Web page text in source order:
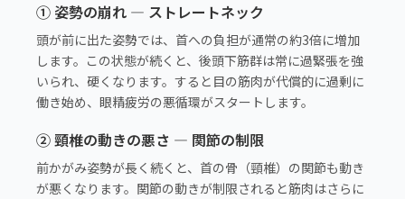
① 姿勢の崩れ — ストレートネック
頭が前に出た姿勢では、首への負担が通常の約3倍に増加
します。この状態が続くと、後頭下筋群は常に過緊張を強
いられ、硬くなります。すると目の筋肉が代償的に過剰に
働き始め、眼精疲労の悪循環がスタートします。
② 頸椎の動きの悪さ — 関節の制限
前かがみ姿勢が長く続くと、首の骨（頸椎）の関節も動き
が悪くなります。関節の動きが制限されると筋肉はさらに